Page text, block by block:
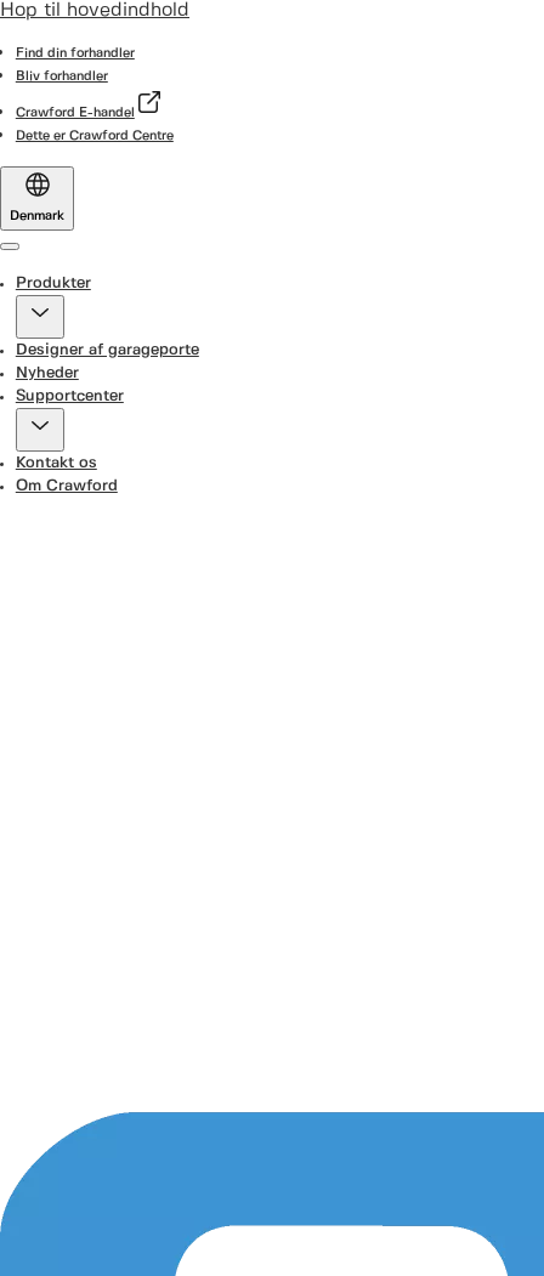
Hop til hovedindhold
Find din forhandler
Bliv forhandler
Crawford E-handel
Dette er Crawford Centre
Denmark
Produkter
Designer af garageporte
Nyheder
Supportcenter
Kontakt os
Om Crawford